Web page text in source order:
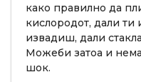
како правилно да
кислородот, дали ти
извадиш, дали
Можеби затоа и
шок.